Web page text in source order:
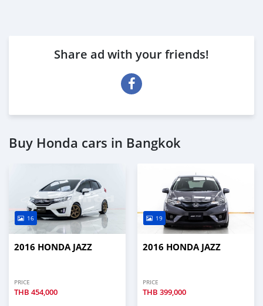
Share ad with your friends!
Buy Honda cars in Bangkok
16
2016 HONDA JAZZ
PRICE
THB 454,000
19
2016 HONDA JAZZ
PRICE
THB 399,000